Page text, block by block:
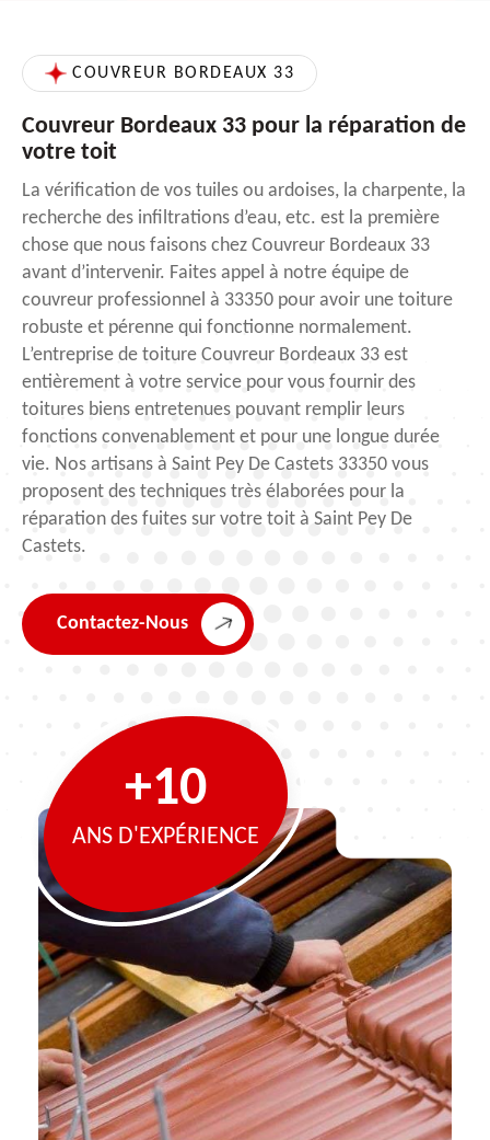
COUVREUR BORDEAUX 33
Couvreur Bordeaux 33 pour la réparation de
votre toit
La vérification de vos tuiles ou ardoises, la charpente, la
recherche des infiltrations d’eau, etc. est la première
chose que nous faisons chez Couvreur Bordeaux 33
avant d’intervenir. Faites appel à notre équipe de
couvreur professionnel à 33350 pour avoir une toiture
robuste et pérenne qui fonctionne normalement.
L’entreprise de toiture Couvreur Bordeaux 33 est
entièrement à votre service pour vous fournir des
toitures biens entretenues pouvant remplir leurs
fonctions convenablement et pour une longue durée
vie. Nos artisans à Saint Pey De Castets 33350 vous
proposent des techniques très élaborées pour la
réparation des fuites sur votre toit à Saint Pey De
Castets.
Contactez-Nous
+10
ANS D'EXPÉRIENCE